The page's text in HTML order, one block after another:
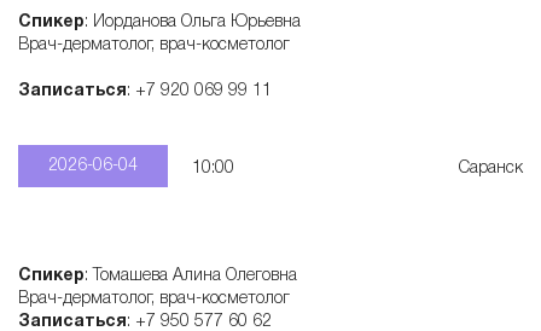
х
п
р
п
Спикер: Иорданова Ольга Юрьевна
Врач-дерматолог, врач-косметолог
Записаться: +7 920 069 99 11
2026-06-04 10:00 Саранск
Спикер: Томашева Алина Олеговна
Врач-дерматолог, врач-косметолог
Записаться: +7 950 577 60 62